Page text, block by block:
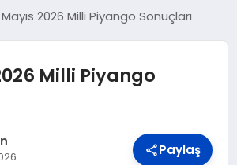
2026 Milli Piyango Sonuçları
Milli Piyango
Paylaş